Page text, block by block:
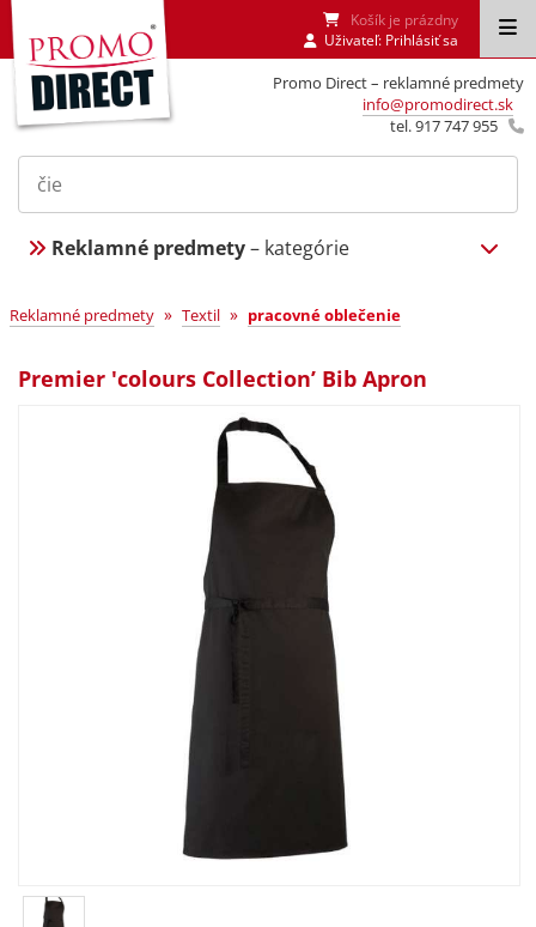
Promo Direct – reklamné predmety
info@promodirect.sk
tel. 917 747 955
Košík je prázdny
Uživateľ: Prihlásiť sa
Reklamné predmety– kategórie
Reklamné predmety » Textil » pracovné oblečenie
Premier 'colours Collection’ Bib Apron